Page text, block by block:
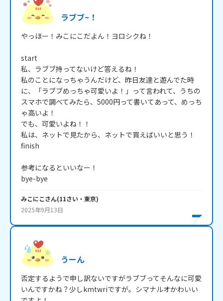
ラブブ~！
やっほー！みこにこだよん！ヨロシクね！
start
私、ラブブ持ってないけど答えるね！
私のことになっちゃうんだけど、昨日友達と遊んでた時
に、「ラブブめっちゃ可愛いよ！」って言われて、うちの
スマホで調べてみたら、5000円って書いてあって、めっち
ゃ高いよ！
でも、可愛いよね！！
私は、ネットで見たから、ネットで買えばいいと思う！
finish
参考になるといいなー！
bye-bye
みこにこさん(11さい・ 東京)
2025年9月13日
うーん
否定するようで申し訳ないですがラブブってそんなに可愛
いんですかね？少しkmtwriですが。シマナルオかわいい